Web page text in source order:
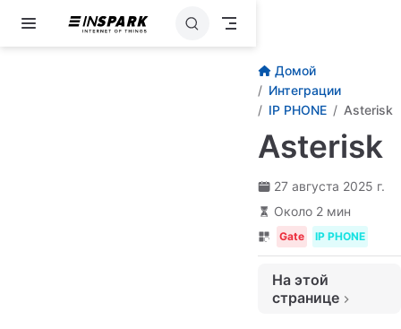
Перейти к основному содержанию
Домой
Интеграции
IP PHONE
Asterisk
Asterisk
27 августа 2025 г.
Около 2 мин
Gate IP PHONE
На этой
странице